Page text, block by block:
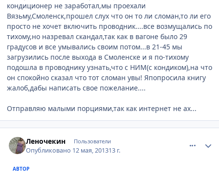
кондиционер не заработал,мы проехали
Вязьму,Смоленск,прошел слух что он то ли сломан,то ли его
просто не хочет включить проводник....все возмущались по
тихому,но назревал скандал,так как в вагоне было 29
градусов и все умывались своим потом...в 21-45 мы
загрузились после выхода в Смоленске и я по-тихому
подошла в проводнику узнать,что с НИМ(с кондиком),на что
он спокойно сказал что тот сломан увы! Япопросила книгу
жалоб,дабы написать свое пожелание....
Отправляю малыми порциями,так как интернет не ах...
Леночекин Пользователи
Опубликовано 12 мая, 201313 г.
АВТОР